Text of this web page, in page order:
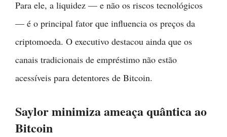
Para ele, a liquidez — e não os riscos tecnológicos
— é o principal fator que influencia os preços da
criptomoeda. O executivo destacou ainda que os
canais tradicionais de empréstimo não estão
acessíveis para detentores de Bitcoin.
Saylor minimiza ameaça quântica ao
Bitcoin